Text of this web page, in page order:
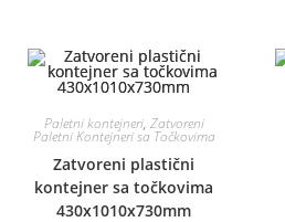
Paletni kontejneri, Zatvoreni
Paletni Kontejneri sa Točkovima
Zatvoreni plastični
kontejner sa točkovima
430x1010x730mm